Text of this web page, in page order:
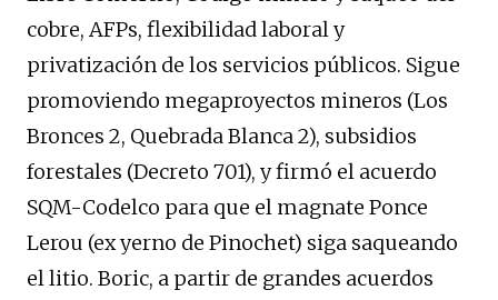
cobre, AFPs, flexibilidad laboral y
privatización de los servicios públicos. Sigue
promoviendo megaproyectos mineros (Los
Bronces 2, Quebrada Blanca 2), subsidios
forestales (Decreto 701), y firmó el acuerdo
SQM-Codelco para que el magnate Ponce
Lerou (ex yerno de Pinochet) siga saqueando
el litio. Boric, a partir de grandes acuerdos